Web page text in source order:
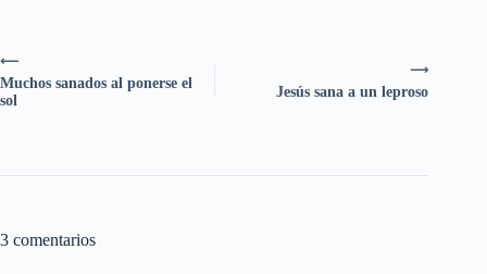
⟶
Jesús sana a un leproso
⟵
Muchos sanados al ponerse el
sol
3 comentarios